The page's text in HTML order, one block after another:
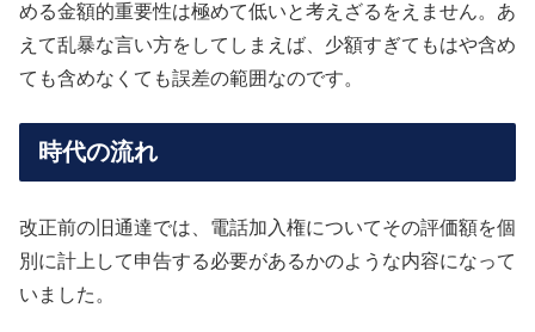
める金額的重要性は極めて低いと考えざるをえません。あ
えて乱暴な言い方をしてしまえば、少額すぎてもはや含め
ても含めなくても誤差の範囲なのです。
時代の流れ
改正前の旧通達では、電話加入権についてその評価額を個
別に計上して申告する必要があるかのような内容になって
いました。